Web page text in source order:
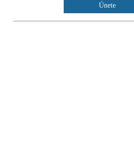
Únete